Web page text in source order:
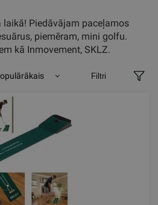
laikā! Piedāvājam paceļamos
piemēram, mini golfu.
kā Inmovement, SKLZ.
Filtri